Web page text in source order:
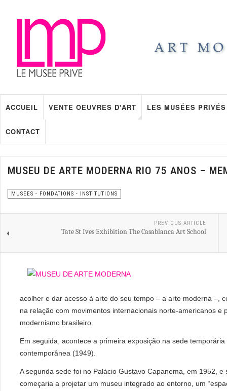
ACCUEIL VENTE OEUVRES D'ART LES MUSÉES PRIVÉS
CONTACT
MUSEU DE ARTE MODERNA RIO 75 ANOS –
MUSEES - FONDATIONS - INSTITUTIONS
PREVIOUS ARTICLE
Tate St Ives Exhibition The Casablanca Art School
acolher e dar acesso à arte do seu tempo – a arte moderna –,
na relação com movimentos internacionais norte-americanos
modernismo brasileiro.
Em seguida, acontece a primeira exposição na sede
contemporânea (1949).
A segunda sede foi no Palácio Gustavo Capanema, em 1952,
começaria a projetar um museu integrado ao entorno, um